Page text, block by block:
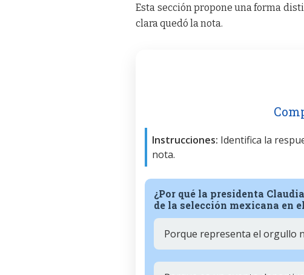
Esta sección propone una forma
clara quedó la nota.
Instrucciones: Identifica la
nota.
¿Por qué la presidenta
de la selección mexicana en
Porque representa el orgullo